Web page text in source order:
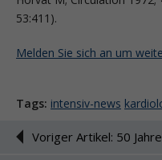
53:411).
Melden Sie sich an um
Tags: intensiv-news
Voriger Artikel: 50